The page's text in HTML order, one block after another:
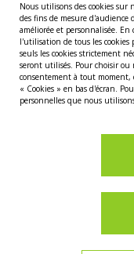
Nous utilisons des cookies
des fins de mesure
améliorée et personnalisée. En
l'utilisation de tous les
seuls les cookies strictement
seront utilisés. Pour choisir ou
consentement à tout moment,
« Cookies » en bas d'écran.
personnelles que nous